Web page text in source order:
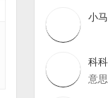
小马
科科
意